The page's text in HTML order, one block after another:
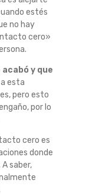
estés
no hay
cero»
y que
a esta
pero esto
por lo
cero es
donde
saber,